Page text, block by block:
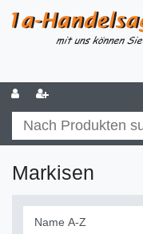
Markisen